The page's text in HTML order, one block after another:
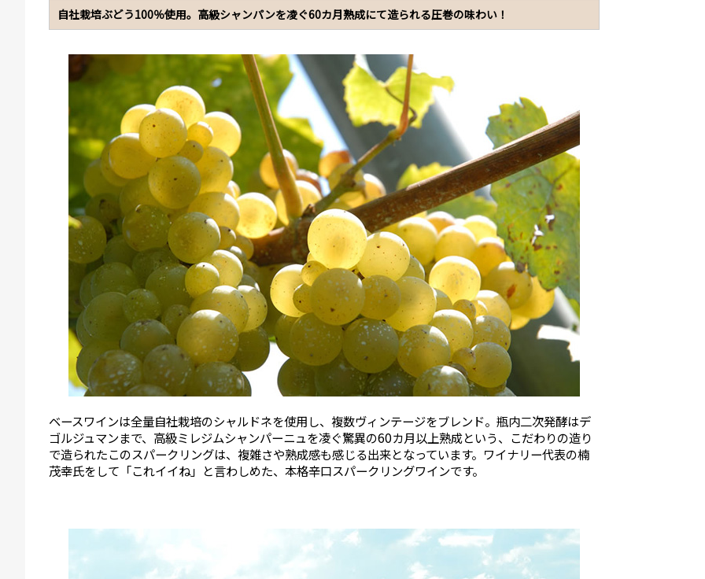
自社栽培ぶどう100％使用。高級シャンパンを凌ぐ60カ月熟成にて造られる圧巻の味わい！
ベースワインは全量自社栽培のシャルドネを使用し、複数ヴィンテージをブレンド。瓶内二次発酵はデ
ゴルジュマンまで、高級ミレジムシャンパーニュを凌ぐ驚異の60カ月以上熟成という、こだわりの造り
で造られたこのスパークリングは、複雑さや熟成感も感じる出来となっています。ワイナリー代表の楠
茂幸氏をして「これイイね」と言わしめた、本格辛口スパークリングワインです。